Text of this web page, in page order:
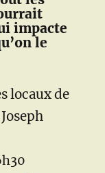
impacte
le
locaux de